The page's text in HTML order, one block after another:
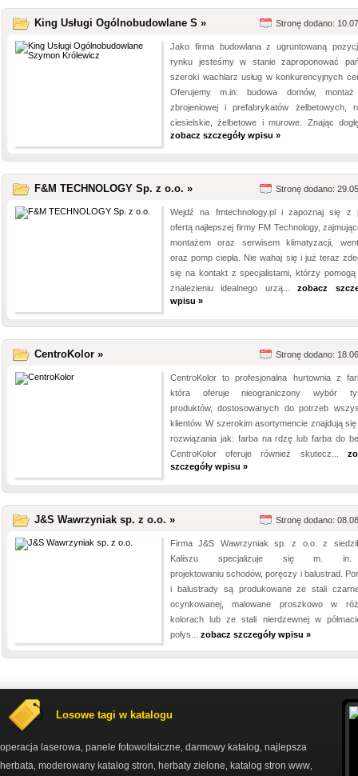
King Usługi Ogólnobudowlane S » Stronę dodano:
Jako firma budowlana z ugruntowaną
rynku jesteśmy w stanie zaproponować
szeroki wachlarz usług w konkurencyjnych
Oferujemy m.in: budowa domów,
zbrojeniowej i prefabrykatów żelbetowych,
ciesielskie, żelbetowe i murowe. Znając
zobacz szczegóły wpisu »
F&M TECHNOLOGY Sp. z o.o. » Stronę dodano:
Wejdź na fmtechnology.pl i zapoznaj się z
ofertą najlepszej firmy FM Technology,
montażem oraz serwisem klimatyzacji,
oraz pomp ciepła. Nie wahaj się i już teraz
się na kontakt z specjalistami, którzy
znalezieniu idealnego urzą...zobacz
wpisu »
CentroKolor » Stronę dodano:
CentroKolor to profesjonalna hurtownia z
która oferuje nieograniczony wybór
produktów, dostosowanych do potrzeb
klientów. W szerokim asortymencie znajdują
rozwiązania jak: farba na rdzę lub farba do
CentroKolor oferuje również skutecz...
szczegóły wpisu »
J&S Wawrzyniak sp. z o.o. » Stronę dodano:
Firma J&S Wawrzyniak sp. z o.o. z
Kaliszu specjalizuje się m.
projektowaniu schodów, poręczy i balustrad.
i balustrady są produkowane ze stali
ocynkowanej, malowane proszkowo w
kolorach lub ze stali nierdzewnej w
połys... zobacz szczegóły wpisu »
Losowe tagi w katalogu
operacja laserowa panele fotowoltaiczne darmowy katalog najlepsza
herbata moderowany katalog stron herbaty zielone katalog stron www